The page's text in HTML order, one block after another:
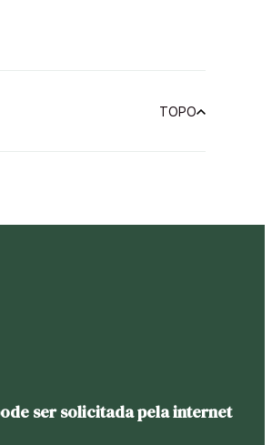
TOPO
ser solicitada pela internet